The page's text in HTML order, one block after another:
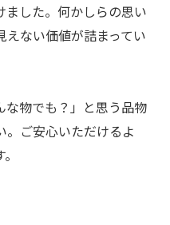
ました。何かしらの思い
ない価値が詰まってい
な物でも？」と思う品物
。ご安心いただけるよ